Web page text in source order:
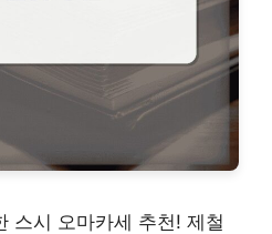
스시 오마카세 추천! 제철